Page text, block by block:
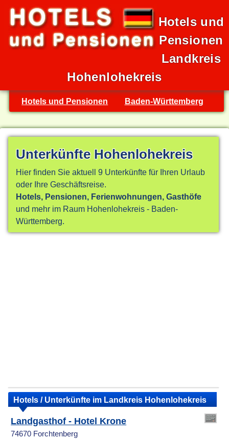
Hotels und
Pensionen
Landkreis
Hohenlohekreis
Hotels und Pensionen Baden-Württemberg
Unterkünfte Hohenlohekreis
Hier finden Sie aktuell 9 Unterkünfte für Ihren Urlaub
oder Ihre Geschäftsreise.
Hotels, Pensionen, Ferienwohnungen, Gasthöfe
und mehr im Raum Hohenlohekreis - Baden-
Württemberg.
Hotels / Unterkünfte im Landkreis Hohenlohekreis
Landgasthof - Hotel Krone
74670 Forchtenberg